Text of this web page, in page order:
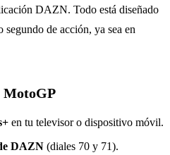
DAZN. Todo está diseñado
segundo de acción, ya sea en
MotoGP
en tu televisor o dispositivo móvil.
DAZN (diales 70 y 71).